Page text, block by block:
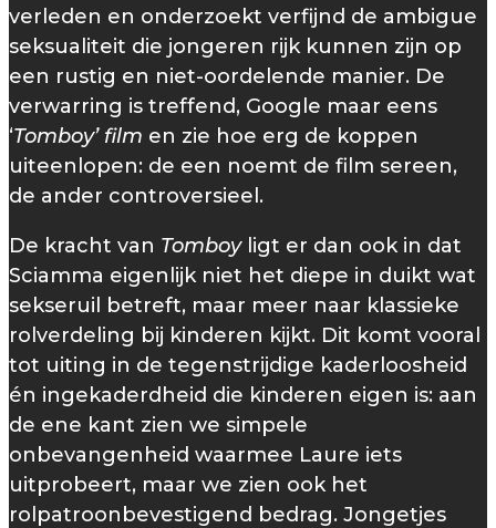
verleden en onderzoekt verfijnd de ambigue
seksualiteit die jongeren rijk kunnen zijn op
een rustig en niet-oordelende manier. De
verwarring is treffend, Google maar eens
‘Tomboy’ film en zie hoe erg de koppen
uiteenlopen: de een noemt de film sereen,
de ander controversieel.
De kracht van Tomboyligt er dan ook in dat
Sciamma eigenlijk niet het diepe in duikt wat
sekseruil betreft, maar meer naar klassieke
rolverdeling bij kinderen kijkt. Dit komt vooral
tot uiting in de tegenstrijdige kaderloosheid
én ingekaderdheid die kinderen eigen is: aan
de ene kant zien we simpele
onbevangenheid waarmee Laure iets
uitprobeert, maar we zien ook het
rolpatroonbevestigend bedrag. Jongetjes